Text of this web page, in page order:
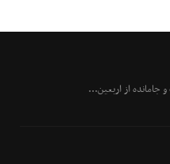
از اربعین...